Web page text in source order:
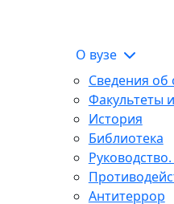
О вузе
Сведения об
Факультеты
История
Библиотека
Антитеррор